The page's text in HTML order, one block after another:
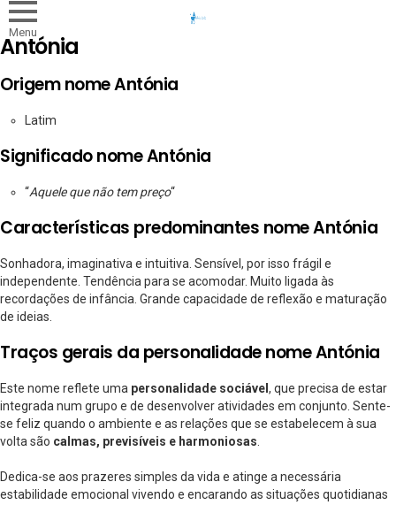
Menu
Antónia
Origem nome Antónia
Latim
Significado nome Antónia
“Aquele que não tem preço“
Características predominantes nome Antónia
Sonhadora, imaginativa e intuitiva. Sensível, por isso frágil e
independente. Tendência para se acomodar. Muito ligada às
recordações de infância. Grande capacidade de reflexão e maturação
de ideias.
Traços gerais da personalidade nome Antónia
Este nome reflete uma personalidade sociável , que precisa de estar
integrada num grupo e de desenvolver atividades em conjunto. Sente-
se feliz quando o ambiente e as relações que se estabelecem à sua
volta são calmas, previsíveis e harmoniosas
Dedica-se aos prazeres simples da vida e atinge a necessária
estabilidade emocional vivendo e encarando as situações quotidianas